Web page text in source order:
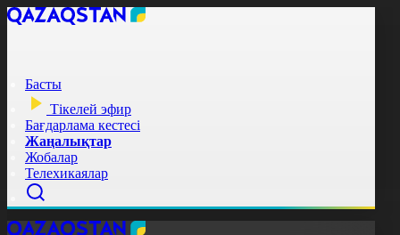
Басты
Тікелей эфир
Бағдарлама кестесі
Жаңалықтар
Жобалар
Телехикаялар